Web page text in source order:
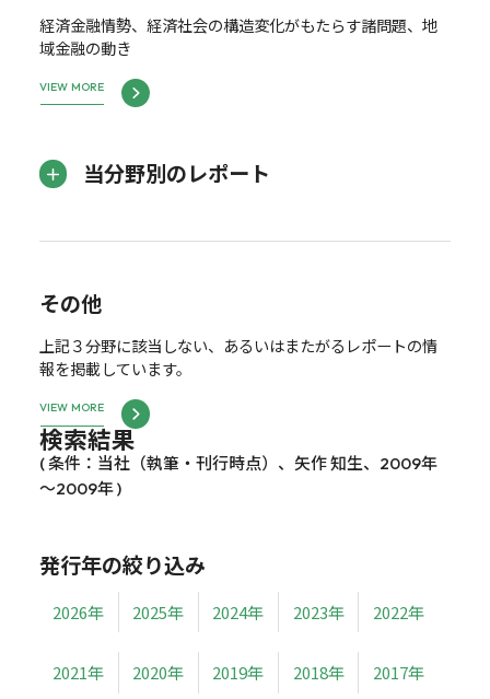
経済金融情勢、経済社会の構造変化がもたらす諸問題、地
域金融の動き
VIEW MORE
当分野別のレポート
その他
上記３分野に該当しない、あるいはまたがるレポートの情
報を掲載しています。
VIEW MORE
検索結果
( 条件：当社（執筆・刊行時点）、矢作 知生、2009年
～2009年 )
発行年の絞り込み
2026年 2025年 2024年 2023年 2022年
2021年 2020年 2019年 2018年 2017年